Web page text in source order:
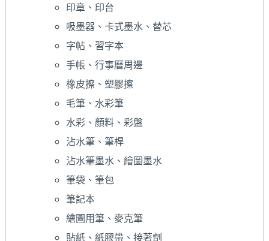
印章、印台
吸墨器、卡式墨水、替芯
字帖、習字本
手帳、行事曆周邊
橡皮擦、塑膠擦
毛筆、水彩筆
水彩、顏料、彩盤
沾水筆、筆桿
沾水筆墨水、繪圖墨水
筆袋、筆包
筆記本
繪圖用筆、麥克筆
貼紙、紙膠帶、接著劑